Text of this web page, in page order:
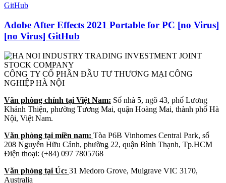
Adobe After Effects 2021 Portable for PC [no Virus]
[no Virus] GitHub
CÔNG TY CỔ PHẦN ĐẦU TƯ THƯƠNG MẠI CÔNG
NGHIỆP HÀ NỘI
Văn phòng chính tại Việt Nam: Số nhà 5, ngõ 43, phố Lương
Khánh Thiện, phường Tương Mai, quận Hoàng Mai, thành phố Hà
Nội, Việt Nam.
Văn phòng tại miền nam: Tòa P6B Vinhomes Central Park, số
208 Nguyễn Hữu Cảnh, phường 22, quận Bình Thạnh, Tp.HCM
Điện thoại: (+84) 097 7805768
Văn phòng tại Úc: 31 Medoro Grove, Mulgrave VIC 3170,
Australia